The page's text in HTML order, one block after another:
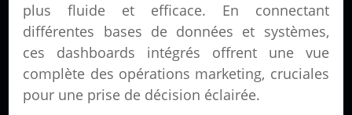
plus fluide et efficace. En connectant
différentes bases de données et systèmes,
ces dashboards intégrés offrent une vue
complète des opérations marketing, cruciales
pour une prise de décision éclairée.